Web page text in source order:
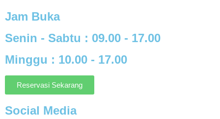
Jam Buka
Senin - Sabtu : 09.00 - 17.00
Minggu : 10.00 - 17.00
Reservasi Sekarang
Social Media